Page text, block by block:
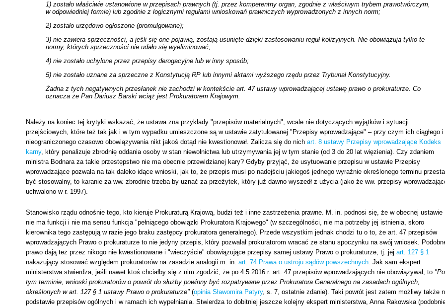
1) zostało właściwie ustanowione w przepisach prawnych (tj. przez kompetentny organ, zgodnie z właściwym trybem prawotwórczym,
w odpowiedniej formie) lub zgodnie z logicznymi regułami wnioskowań prawniczych wyprowadzonych z innych norm;
2) zostało urzędowo ogłoszone (promulgowane);
3) nie zawiera sprzeczności, a jeśli się one pojawią, zostają usunięte dzięki zastosowaniu reguł kolizyjnych. Nie obowiązują tylko te
normy, których sprzeczności nie udało się wyeliminować;
4) nie zostało uchylone przez przepisy derogacyjne lub w inny sposób;
5) nie zostało uznane za sprzeczne z Konstytucją RP lub innymi aktami wyższego rzędu przez Trybunał Konstytucyjny.
Żadna z tych negatywnych przesłanek nie zachodzi w kontekście art. 47 ustawy wprowadzającej ustawę prawo o prokuraturze. Co
oznacza że Pan Dariusz Barski wciąż jest Prokuratorem Krajowym.
Należy na koniec tej krytyki wskazać, że ustawa zna przykłady "przepisów materialnych", wcale nie dotyczących wyjątków i sytuacji
przejściowych, które też tak jak i w tym wypadku umieszczone są w ustawie zatytułowanej "Przepisy wprowadzające" – przy czym ich ciągłego i
nieograniczonego czasowo obowiązywania nikt jakoś dotąd nie kwestionował. Zalicza się do nich art. 8 ustawy Przepisy wprowadzające Kodeks
karny, który penalizuje zbrodnię oddania osoby w stan niewolnictwa lub utrzymywania jej w tym stanie (od 3 do 20 lat więzienia). Czy zdaniem
ministra Bodnara za takie przestępstwo nie ma obecnie przewidzianej kary? Gdyby przyjąć, że usytuowanie przepisu w ustawie Przepisy
wprowadzające pozwala na tak daleko idące wnioski, jak to, że przepis musi po nadejściu jakiegoś jednego wyraźnie określonego terminu
być stosowalny, to karanie za ww. zbrodnie trzeba by uznać za przeżytek, który już dawno wyszedł z użycia (jako że ww. przepisy
uchwalono w r. 1997).
Stanowisko rządu odnośnie tego, kto kieruje Prokuraturą Krajową, budzi też i inne zastrzeżenia prawne. M. in. podnosi się, że w obecnej ustawie
nie ma funkcji i nie ma sensu funkcja "pełniącego obowiązki Prokuratora Krajowego" (w szczególności, nie ma potrzeby jej istnienia, skoro
kierownika tego zastępują w razie jego braku zastępcy prokuratora generalnego). Przede wszystkim jednak chodzi tu o to, że art. 47 przepisów
wprowadzających Prawo o prokuraturze to nie jedyny przepis, który pozwalał prokuratorom wracać ze stanu spoczynku na swój wniosek.
prawo dają też przez nikogo nie kwestionowane i "wieczyście" obowiązujące przepisy samej ustawy Prawo o prokuraturze, tj. jej art. 127 § 1
nakazujący stosować względem prokuratorów na zasadzie analogii m. in. art. 74 Prawa o ustroju sądów powszechnych. Jak sam ekspert
ministerstwa stwierdza, jeśli nawet ktoś chciałby się z nim zgodzić, że po 4.5.2016 r. art. 47 przepisów wprowadzających nie obowiązywał, to "Po
tym terminie, wnioski prokuratorów o powrót do służby powinny być rozpatrywane przez Prokuratora Generalnego na zasadach ogólnych,
określonych w art. 127 § 1 ustawy Prawo o prokuraturze" (opinia Sławomira Patyry, s. 7, ostatnie zdanie). Taki powrót jest zatem możliwy także
podstawie przepisów ogólnych i w ramach ich wypełniania. Stwierdza to dobitniej jeszcze kolejny ekspert ministerstwa, Anna Rakowska